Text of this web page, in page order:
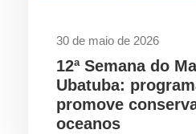
30 de maio de 2026
12ª Semana do
Ubatuba:
promove
oceanos